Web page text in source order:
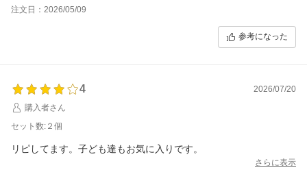
注文日：2026/05/09
参考になった
4
2026/07/20
購入者さん
セット数:２個
リピしてます。子ども達もお気に入りです。
さらに表示